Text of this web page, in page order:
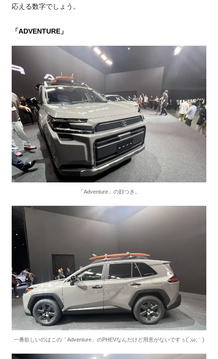
応える数字でしょう。
「ADVENTURE」
「Adventure」の顔つき。
一番欲しいのはこの「Adventure」のPHEVなんだけど用意がないですぅ(´;ω;｀)